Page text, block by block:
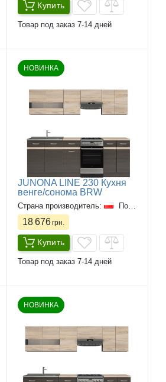
Купить
Товар под заказ 7-14 дней
НОВИНКА
JUNONA LINE 230 Кухня
венге/сонома BRW
Страна производитель: Польша
18 676грн.
Купить
Товар под заказ 7-14 дней
НОВИНКА